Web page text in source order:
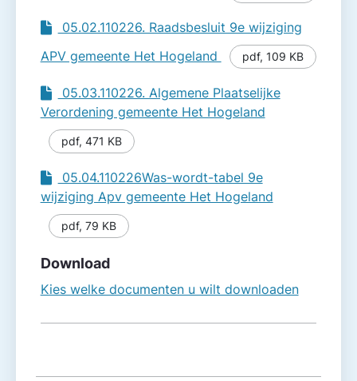
05.02.110226. Raadsbesluit 9e wijziging
APV gemeente Het Hogeland
pdf, 109 KB
05.03.110226. Algemene Plaatselijke
Verordening gemeente Het Hogeland
pdf, 471 KB
05.04.110226Was-wordt-tabel 9e
wijziging Apv gemeente Het Hogeland
pdf, 79 KB
Download
Kies welke documenten u wilt downloaden